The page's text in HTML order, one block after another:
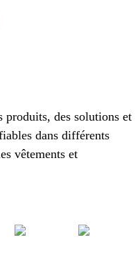
produits, des solutions et
dans différents
vêtements et